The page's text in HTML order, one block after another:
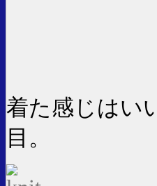
着た感じはい
目。